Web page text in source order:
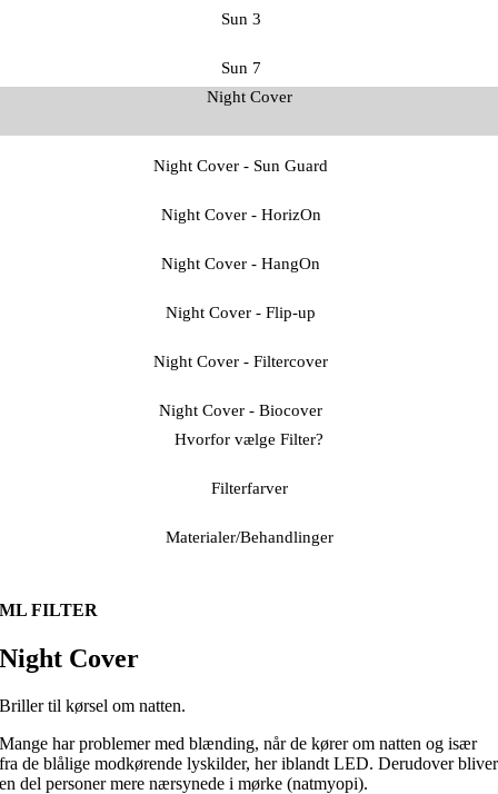
Sun 3
Sun 7
Night Cover
Night Cover - Sun Guard
Night Cover - HorizOn
Night Cover - HangOn
Night Cover - Flip-up
Night Cover - Filtercover
Night Cover - Biocover
Hvorfor vælge Filter?
Filterfarver
Materialer/Behandlinger
ML FILTER
Night Cover
Briller til kørsel om natten.
Mange har problemer med blænding, når de kører om natten og især
fra de blålige modkørende lyskilder, her iblandt LED. Derudover bliver
en del personer mere nærsynede i mørke (natmyopi).